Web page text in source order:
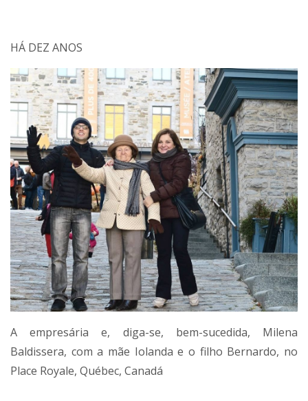
HÁ DEZ ANOS
A empresária e, diga-se, bem-sucedida, Milena
Baldissera, com a mãe Iolanda e o filho Bernardo, no
Place Royale, Québec, Canadá